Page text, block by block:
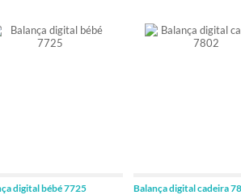
digital bébé 7725 Balança digital cadeira